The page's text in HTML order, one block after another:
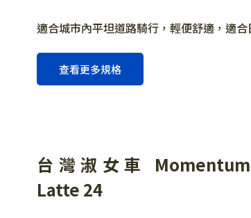
適合城市內平坦道路騎行，輕便舒適，適合
查看更多規格
台灣淑女車
Latte 24